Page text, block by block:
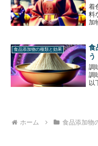
着
料
加
作
は
食品添加物の種類と効果
食
う
調
調
以
ホーム
食品添加物